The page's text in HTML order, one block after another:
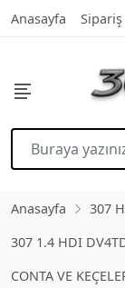
Anasayfa
Anasayfa
307
307 1.4 HDI
CONTA VE